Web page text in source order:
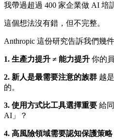
我帶過超過 400 家企業做 AI 培
這個想法沒有錯，但不完整。
Anthropic 這份研究告訴我們幾件
1. 生產力提升 ≠ 能力提升 你的
2. 新人是最需要注意的族群 越
的。
3. 使用方式比工具選擇重要 給
AI」？
4. 高風險領域需要認知保護策略